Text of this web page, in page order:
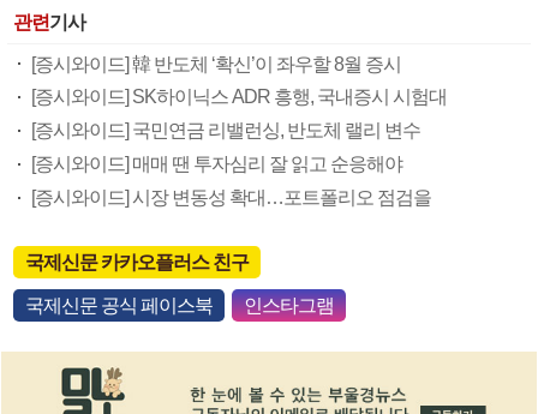
관련기사
[증시와이드] 韓 반도체 ‘확신’이 좌우할 8월 증시
[증시와이드] SK하이닉스 ADR 흥행, 국내증시 시험대
[증시와이드] 국민연금 리밸런싱, 반도체 랠리 변수
[증시와이드] 매매 땐 투자심리 잘 읽고 순응해야
[증시와이드] 시장 변동성 확대…포트폴리오 점검을
국제신문 카카오플러스 친구
국제신문 공식 페이스북 인스타그램